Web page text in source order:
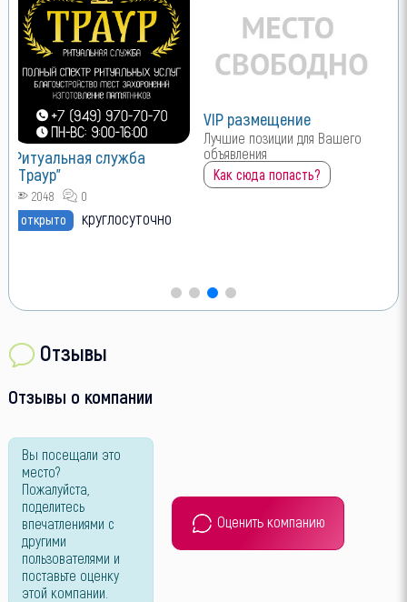
Ритуальная служба
"Траур"
2048
0
открыто
круглосуточно
VIP размещение
Лучшие позиции для Вашего
объявления
Как сюда попасть?
Отзывы
Отзывы о компании
Вы посещали это
место?
Пожалуйста,
поделитесь
впечатлениями с
другими
пользователями и
поставьте оценку
этой компании.
Оценить компанию